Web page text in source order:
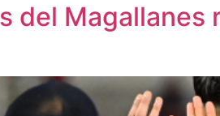
del Magallanes